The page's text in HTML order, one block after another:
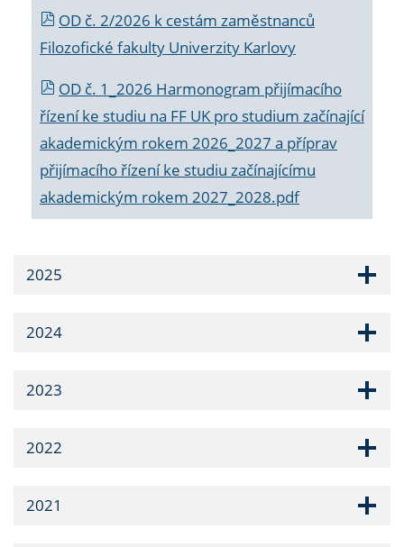
OD č. 2/2026 k cestám zaměstnanců
Filozofické fakulty Univerzity Karlovy
OD č. 1_2026 Harmonogram přijímacího
řízení ke studiu na FF UK pro studium začínající
akademickým rokem 2026_2027 a příprav
přijímacího řízení ke studiu začínajícímu
akademickým rokem 2027_2028.pdf
2025
2024
2023
2022
2021